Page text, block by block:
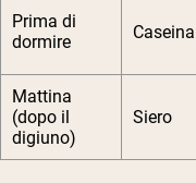
Prima di
dormire
Caseina
Mattina
(dopo il
digiuno)
Siero